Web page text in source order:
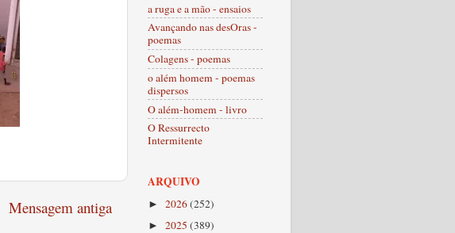
Mensagem antiga
a ruga e a mão - ensaios
Avançando nas desOras -
poemas
Colagens - poemas
o além homem - poemas
dispersos
O além-homem - livro
O Ressurrecto
Intermitente
ARQUIVO
► 2026(252)
► 2025 (389)